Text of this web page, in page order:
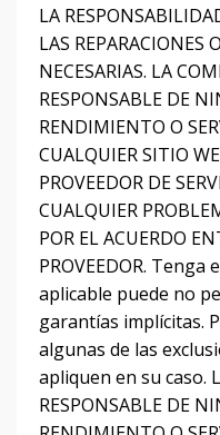
LA
LAS REPARACIONES
NECESARIAS. LA
RESPONSABLE DE
RENDIMIENTO O
CUALQUIER SITIO
PROVEEDOR DE
CUALQUIER
POR EL ACUERDO
PROVEEDOR. Tenga
aplicable puede no
garantías implícitas.
algunas de las
apliquen en su caso.
RESPONSABLE DE